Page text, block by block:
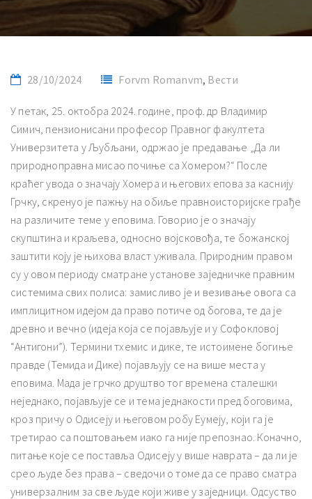
28/10/2024 Forvm Romanvm, Вести
У петак, 25. октобра 2024. године, проф. др Владимир
Симич, пензионисани професор Правног факултета
Универзитета у Љубљани, одржао је предавање „Да ли
природноправна мисао почиње са Хомером?“ После
краћег увода о значају Хомера и његових епова за каснију
Грчку, скренуо је пажњу на обиље правноисторијске грађе
на различите теме у еповима. Говорио је о значају
скупштина и краљева, односно војсковођа, те божанској
заштити коју је њихова власт уживала. Природним правом
су у овом периоду сматране установе заједничке правним
системима свих полиса: замисливо је и везивање овога са
имплицитном идејом да право потиче од богова, те да је
древно и вечно (идеја која се појављује и у Софокловој
“Антигони”). Термини тхемис и дике, те истоимене богиње
правде (Темида и Дике) појављују се на више места у
еповима. Мада је грчко друштво тог времена сталешки
неједнако, појављује се и тема једнакости пред боговима,
кроз причу о Одисеју и његовом робу Еумеју, који га је
третирао са поштовањем иако га није препознао. Коначно,
питање које се поставља Одисеју у више наврата – да ли је
срео људе без права – сведочи о томе да се право сматра
универзалним за све људе који живе у заједници. Одсуство